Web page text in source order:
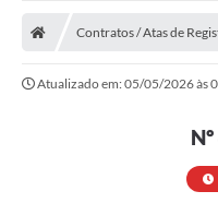
Transparência
Contratos / Atas de
Atualizado em: 05/05/2026 às